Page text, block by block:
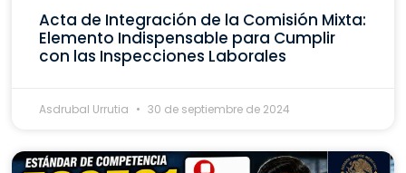
Acta de Integración de la Comisión Mixta:
Elemento Indispensable para Cumplir
con las Inspecciones Laborales
Asdrubal Urrutia 30 de septiembre de 2024